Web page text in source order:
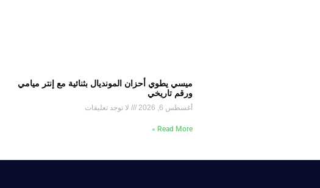
ميسي يطوي أحزان المونديال بثنائية مع إنتر ميامي
ورقم تاريخي
أغسطس 6, 2026 لا توجد تعليقات
Read More »